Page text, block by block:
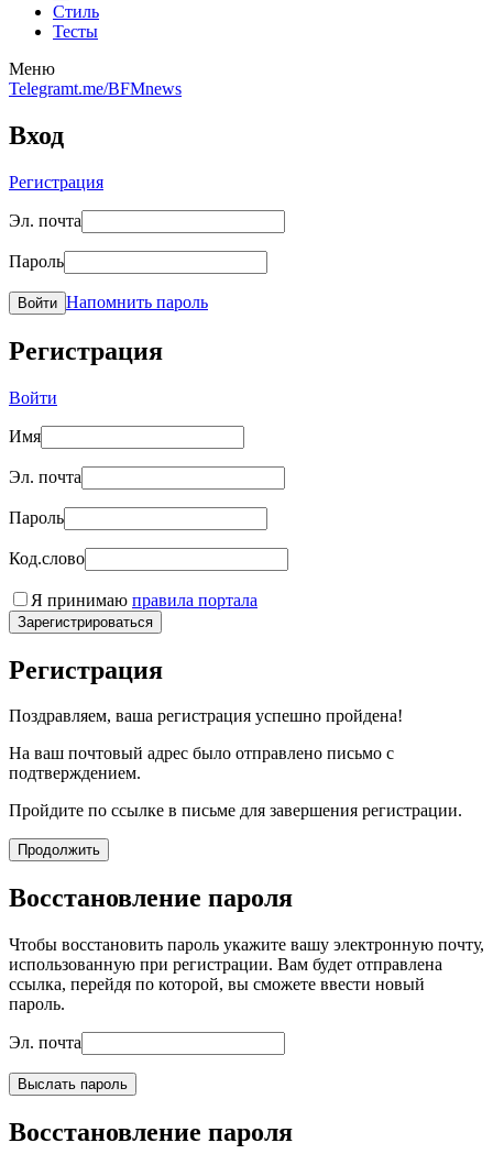
Стиль
Тесты
Меню
Telegramt.me/BFMnews
Вход
Регистрация
Эл. почта
Пароль
Войти Напомнить пароль
Регистрация
Войти
Имя
Эл. почта
Пароль
Код.слово
Я принимаю правила портала
Зарегистрироваться
Регистрация
Поздравляем, ваша регистрация успешно пройдена!
На ваш почтовый адрес было отправлено письмо с
подтверждением.
Пройдите по ссылке в письме для завершения регистрации.
Продолжить
Восстановление пароля
Чтобы восстановить пароль укажите вашу электронную почту,
использованную при регистрации. Вам будет отправлена
ссылка, перейдя по которой, вы сможете ввести новый
пароль.
Эл. почта
Выслать пароль
Восстановление пароля